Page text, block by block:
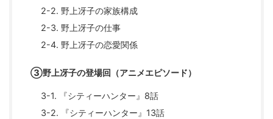
2-2. 野上冴子の家族構成
2-3. 野上冴子の仕事
2-4. 野上冴子の恋愛関係
③野上冴子の登場回（アニメエピソード）
3-1. 『シティーハンター』8話
3-2. 『シティーハンター』13話